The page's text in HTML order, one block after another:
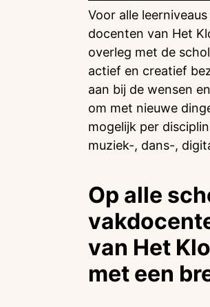
Voor alle
docenten van Het
overleg met de
actief en creatief
aan bij de wensen
om met nieuwe
mogelijk per
muziek-, dans-,
Op alle
van Het
met een